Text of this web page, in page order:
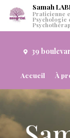
Aller
39
Accueil À
Samah
Praticienne en
Psychologie